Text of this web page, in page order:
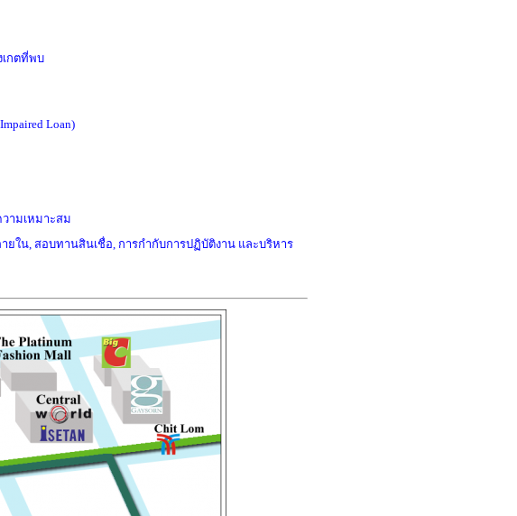
เกตที่พบ
Loan)
ามเหมาะสม
น, สอบทานสินเชื่อ, การกำกับการปฏิบัติงาน และบริหาร